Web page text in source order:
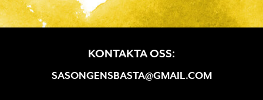
KONTAKTA OSS:
SASONGENSBASTA@GMAIL.COM